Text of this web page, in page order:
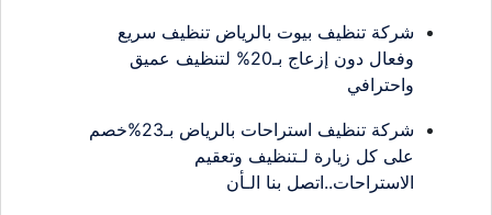
شركة تنظيف بيوت بالرياض تنظيف سريع
وفعال دون إزعاج بـ20% لتنظيف عميق
واحترافي
شركة تنظيف استراحات بالرياض بـ23%خصم
على كل زيارة لـتنظيف وتعقيم
الاستراحات..اتصل بنا الـأن